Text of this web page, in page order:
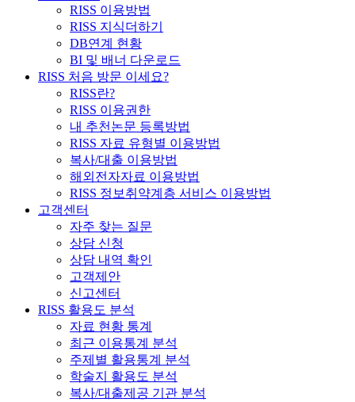
RISS 이용방법
RISS 지식더하기
DB연계 현황
BI 및 배너 다운로드
RISS 처음 방문 이세요?
RISS란?
RISS 이용권한
내 추천논문 등록방법
RISS 자료 유형별 이용방법
복사/대출 이용방법
해외전자자료 이용방법
RISS 정보취약계층 서비스 이용방법
고객센터
자주 찾는 질문
상담 신청
상담 내역 확인
고객제안
신고센터
RISS 활용도 분석
자료 현황 통계
최근 이용통계 분석
주제별 활용통계 분석
학술지 활용도 분석
복사/대출제공 기관 분석